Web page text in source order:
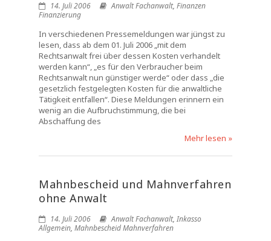
14. Juli 2006 Anwalt Fachanwalt, Finanzen
Finanzierung
In verschiedenen Pressemeldungen war jüngst zu
lesen, dass ab dem 01. Juli 2006 „mit dem
Rechtsanwalt frei über dessen Kosten verhandelt
werden kann“, „es für den Verbraucher beim
Rechtsanwalt nun günstiger werde“ oder dass „die
gesetzlich festgelegten Kosten für die anwaltliche
Tätigkeit entfallen“. Diese Meldungen erinnern ein
wenig an die Aufbruchstimmung, die bei
Abschaffung des
Mehr lesen »
Mahnbescheid und Mahnverfahren
ohne Anwalt
14. Juli 2006 Anwalt Fachanwalt, Inkasso
Allgemein, Mahnbescheid Mahnverfahren